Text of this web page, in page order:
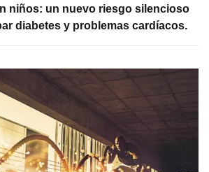
niños: un nuevo riesgo silencioso
diabetes y problemas cardíacos.